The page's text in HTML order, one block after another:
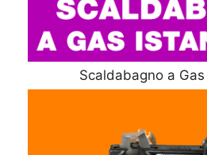
Scaldabagno a